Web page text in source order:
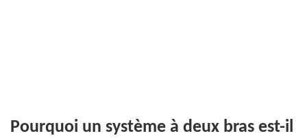
Pourquoi un système à deux bras est-il